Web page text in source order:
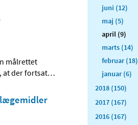
målrettet
at der fortsat…
juni (12)
maj (5)
april (9)
marts (14)
februar (18)
januar (6)
2018 (150)
2017 (167)
2016 (167)